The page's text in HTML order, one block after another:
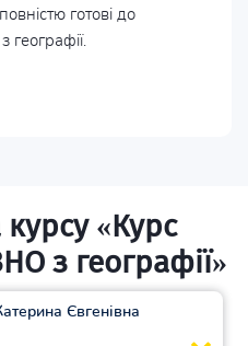
готові до
«Курс
з географії»
Євгенівна